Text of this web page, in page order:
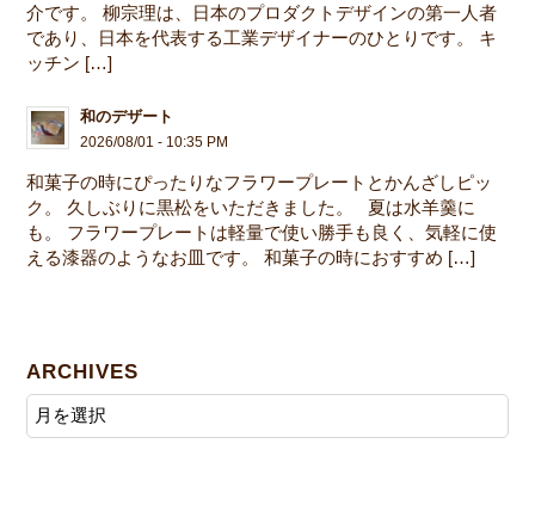
介です。 柳宗理は、日本のプロダクトデザインの第一人者
であり、日本を代表する工業デザイナーのひとりです。 キ
ッチン […]
和のデザート
2026/08/01 - 10:35 PM
和菓子の時にぴったりなフラワープレートとかんざしピッ
ク。 久しぶりに黒松をいただきました。 夏は水羊羹に
も。 フラワープレートは軽量で使い勝手も良く、気軽に使
える漆器のようなお皿です。 和菓子の時におすすめ […]
ARCHIVES